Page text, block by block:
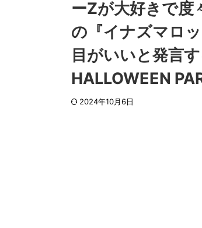
ーZが大好きで度
の『イナズマロ
目がいいと発言
HALLOWEEN
2024年10月6日